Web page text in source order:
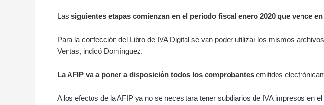
Las siguientes etapas comienzan en el periodo fiscal enero 2020 que vence
Para la confección del Libro de IVA Digital se van poder utilizar los mismos
Ventas, indicó Domínguez.
La AFIP va a poner a disposición todos los comprobantes emitidos
A los efectos de la AFIP ya no se necesitara tener subdiarios de IVA impresos en